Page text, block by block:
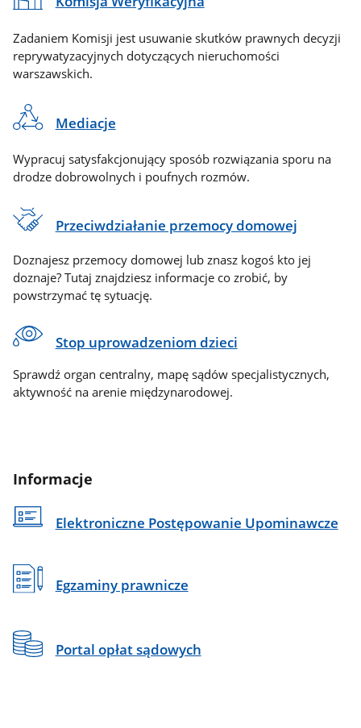
Zadaniem Komisji jest usuwanie skutków prawnych decyzji
reprywatyzacyjnych dotyczących nieruchomości
warszawskich.
Mediacje
Wypracuj satysfakcjonujący sposób rozwiązania sporu na
drodze dobrowolnych i poufnych rozmów.
Przeciwdziałanie przemocy domowej
Doznajesz przemocy domowej lub znasz kogoś kto jej
doznaje? Tutaj znajdziesz informacje co zrobić, by
powstrzymać tę sytuację.
Stop uprowadzeniom dzieci
Sprawdź organ centralny, mapę sądów specjalistycznych,
aktywność na arenie międzynarodowej.
Informacje
Elektroniczne Postępowanie Upominawcze
Egzaminy prawnicze
Portal opłat sądowych